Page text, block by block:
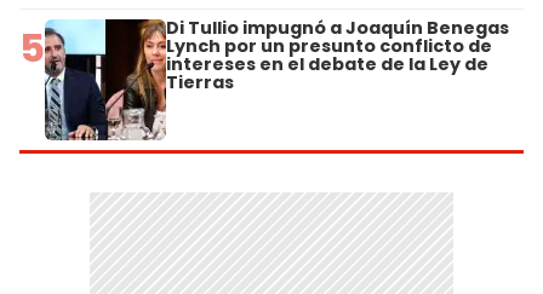
5 Di Tullio impugnó a Joaquín Benegas
Lynch por un presunto conflicto de
intereses en el debate de la Ley de
Tierras